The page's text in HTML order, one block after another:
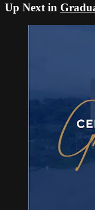
Up Next in